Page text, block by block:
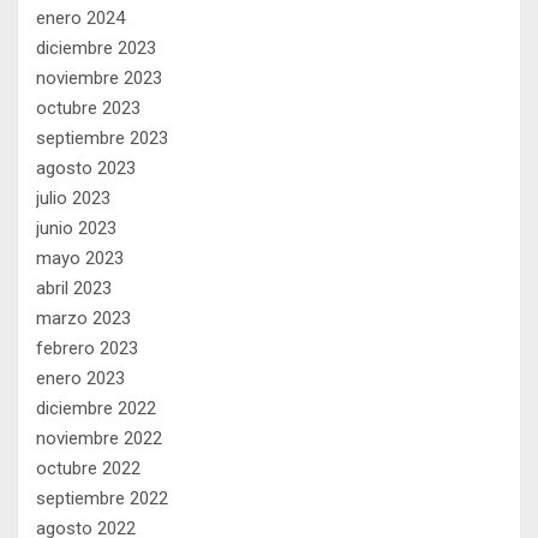
enero 2024
diciembre 2023
noviembre 2023
octubre 2023
septiembre 2023
agosto 2023
julio 2023
junio 2023
mayo 2023
abril 2023
marzo 2023
febrero 2023
enero 2023
diciembre 2022
noviembre 2022
octubre 2022
septiembre 2022
agosto 2022